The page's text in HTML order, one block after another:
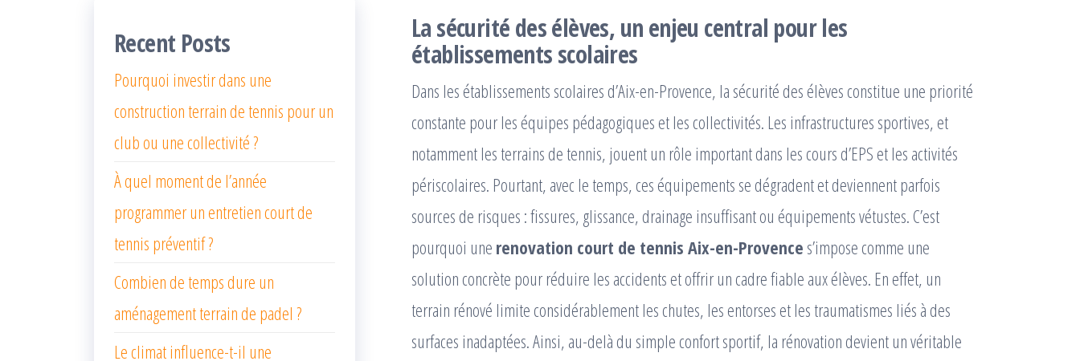
La sécurité des élèves, un enjeu central pour les
établissements scolaires
Dans les établissements scolaires d’Aix-en-Provence, la sécurité des élèves constitue une priorité
constante pour les équipes pédagogiques et les collectivités. Les infrastructures sportives, et
notamment les terrains de tennis, jouent un rôle important dans les cours d’EPS et les activités
périscolaires. Pourtant, avec le temps, ces équipements se dégradent et deviennent parfois
sources de risques : fissures, glissance, drainage insuffisant ou équipements vétustes. C’est
pourquoi une renovation court de tennis Aix-en-Provence s’impose comme une
solution concrète pour réduire les accidents et offrir un cadre fiable aux élèves. En effet, un
terrain rénové limite considérablement les chutes, les entorses et les traumatismes liés à des
surfaces inadaptées. Ainsi, au-delà du simple confort sportif, la rénovation devient un véritable
Recent Posts
Pourquoi investir dans une
construction terrain de tennis pour un
club ou une collectivité ?
À quel moment de l’année
programmer un entretien court de
tennis préventif ?
Combien de temps dure un
aménagement terrain de padel ?
Le climat influence-t-il une